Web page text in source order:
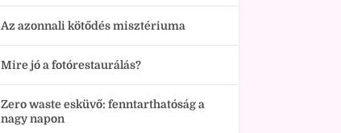
Az azonnali kötődés misztériuma
Mire jó a fotórestaurálás?
Zero waste esküvő: fenntarthatóság a
nagy napon